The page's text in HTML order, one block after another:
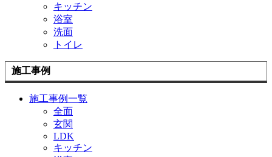
キッチン
浴室
洗面
トイレ
施工事例
施工事例一覧
全面
玄関
LDK
キッチン